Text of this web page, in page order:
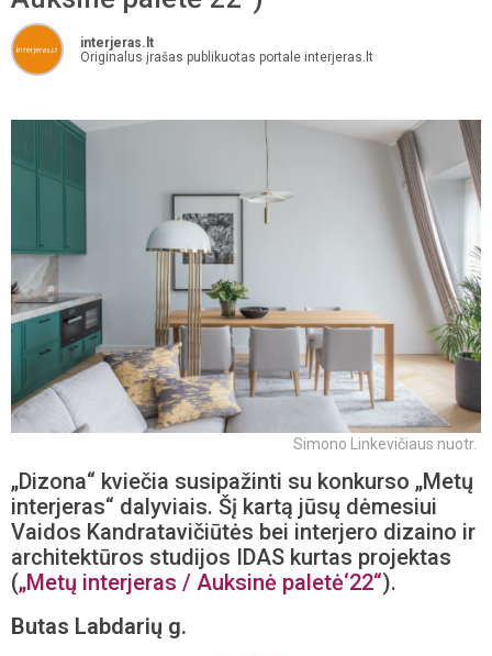
interjeras.lt
Originalus įrašas publikuotas portale interjeras.lt
Simono Linkevičiaus nuotr.
„Dizona“ kviečia susipažinti su konkurso „Metų
interjeras“ dalyviais. Šį kartą jūsų dėmesiui
Vaidos Kandratavičiūtės bei interjero dizaino ir
architektūros studijos IDAS kurtas projektas
(„Metų interjeras / Auksinė paletė‘22“).
Butas Labdarių g.